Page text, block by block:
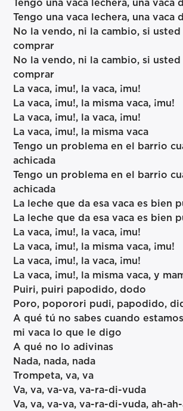
Tengo una vaca lechera, una vaca
Tengo una vaca lechera, una vaca
No la vendo, ni la cambio, si
comprar
No la vendo, ni la cambio, si
comprar
La vaca, ¡mu!, la vaca, ¡mu!
La vaca, ¡mu!, la misma vaca, ¡mu!
La vaca, ¡mu!, la vaca, ¡mu!
La vaca, ¡mu!, la misma vaca
Tengo un problema en el barrio
achicada
Tengo un problema en el barrio
achicada
La leche que da esa vaca es bien
La leche que da esa vaca es bien
La vaca, ¡mu!, la vaca, ¡mu!
La vaca, ¡mu!, la misma vaca, ¡mu!
La vaca, ¡mu!, la vaca, ¡mu!
La vaca, ¡mu!, la misma vaca, y
Puiri, puiri papodido, dodo
Poro, poporori pudi, papodido,
A qué tú no sabes cuando
mi vaca lo que le digo
A qué no lo adivinas
Nada, nada, nada
Trompeta, va, va
Va, va, va-va, va-ra-di-vuda
Va, va, va-va, va-ra-di-vuda, ah-